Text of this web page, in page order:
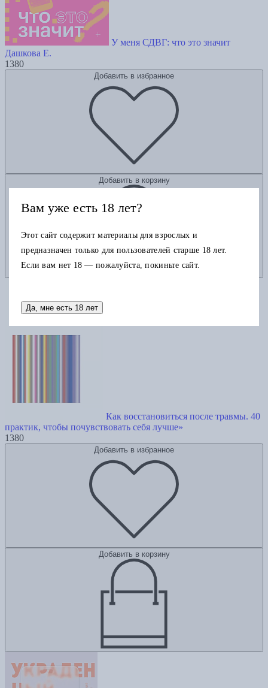
У меня СДВГ: что это значит
Дашкова Е.
1380
Добавить в избранное
Добавить в корзину
Как восстановиться после травмы. 40
практик, чтобы почувствовать себя лучше»
1380
Добавить в избранное
Добавить в корзину
Вам уже есть 18 лет?
Этот сайт содержит материалы для взрослых и
предназначен только для пользователей старше 18 лет.
Если вам нет 18 — пожалуйста, покиньте сайт.
Да, мне есть 18 лет